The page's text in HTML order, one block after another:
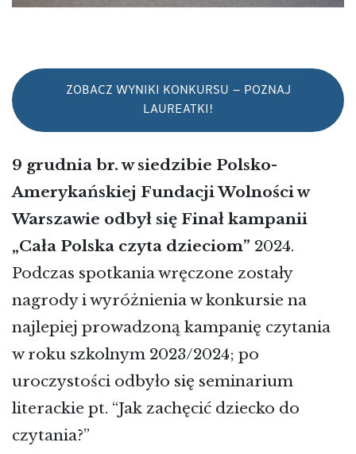
ZOBACZ WYNIKI KONKURSU – POZNAJ
LAUREATKI!
9 grudnia br. w siedzibie Polsko-
Amerykańskiej Fundacji Wolności w
Warszawie odbył się Finał kampanii
„Cała Polska czyta dzieciom” 2024.
Podczas spotkania wręczone zostały
nagrody i wyróżnienia w konkursie na
najlepiej prowadzoną kampanię czytania
w roku szkolnym 2023/2024; po
uroczystości odbyło się seminarium
literackie pt. “Jak zachęcić dziecko do
czytania?”